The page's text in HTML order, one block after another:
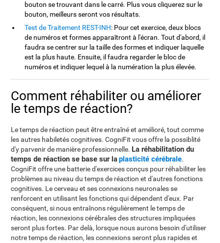
bouton se trouvant dans le carré. Plus vous cliquerez sur le
bouton, meilleurs seront vos résultats.
Test de Traitement REST-INH: Pour cet exercice, deux blocs
de numéros et formes apparaîtront à l'écran. Tout d'abord, il
faudra se centrer sur la taille des formes et indiquer laquelle
est la plus haute. Ensuite, il faudra regarder le bloc de
numéros et indiquer lequel à la numération la plus élevée.
Comment réhabiliter ou améliorer
le temps de réaction?
Le temps de réaction peut être entraîné et amélioré, tout comme
les autres habiletés cognitives. CogniFit vous offre la possiblité
d'y parvenir de manière professionnelle. La réhabilitation du
temps de réaction se base sur laplasticité cérébrale.
CogniFit offre une batterie d'exercices conçus pour réhabiliter les
problèmes au niveau du temps de réaction et d'autres fonctions
cognitives. Le cerveau et ses connexions neuronales se
renforcent en utilisant les fonctions qui dépendent d'eux. Par
conséquent, si nous entraînons régulièrement le temps de
réaction, les connexions cérébrales des structures impliquées
seront plus fortes. Par delà, lorsque nous aurons besoin d'utiliser
notre temps de réaction, les connexions seront plus rapides et